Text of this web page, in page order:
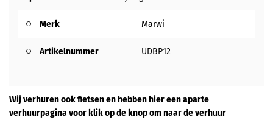
Merk Marwi
Artikelnummer UDBP12
Wij verhuren ook fietsen en hebben hier een aparte
verhuurpagina voor klik op de knop om naar de verhuur